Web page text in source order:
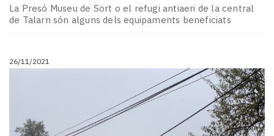
La Presó Museu de Sort o el refugi antiaeri de la central
de Talarn són alguns dels equipaments beneficiats
26/11/2021